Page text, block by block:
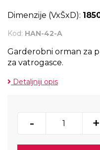
Dimenzije (VxŠxD):
Kod: HAN-42-A
Garderobni orman za
za vatrogasce.
Detaljniji opis
- +